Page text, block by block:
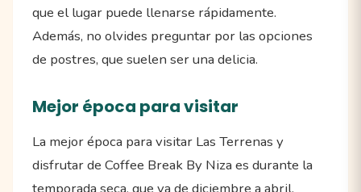
que el lugar puede llenarse rápidamente.
Además, no olvides preguntar por las opciones
de postres, que suelen ser una delicia.
Mejor época para visitar
La mejor época para visitar Las Terrenas y
disfrutar de Coffee Break By Niza es durante la